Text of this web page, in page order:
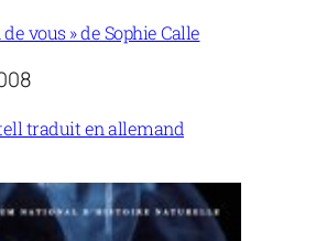
vous » de Sophie Calle
traduit en allemand